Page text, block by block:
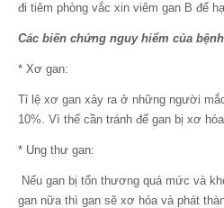
đi tiêm phòng vắc xin viêm gan B để
Các biến chứng nguy hiểm của
* Xơ gan:
Tỉ lệ xơ gan xảy ra ở những người
10%. Vì thế cần tránh để gan bị xơ
* Ung thư gan:
Nếu gan bị tổn thương quá mức và
gan nữa thì gan sẽ xơ hóa và phát